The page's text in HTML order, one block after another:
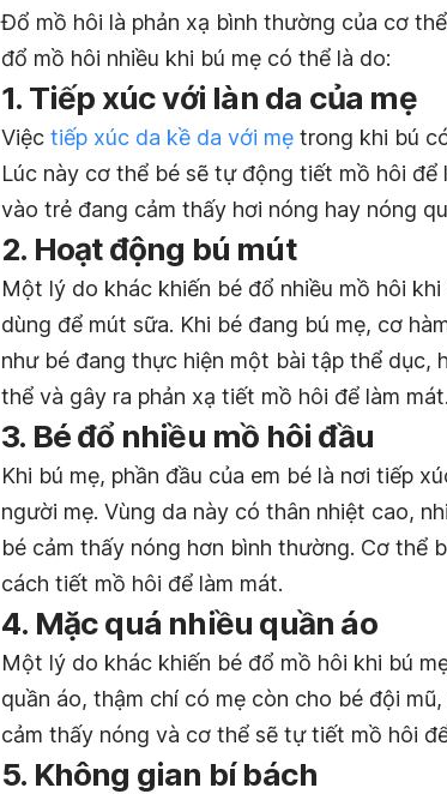
Đổ mồ hôi là phản xạ bình thường của cơ
đổ mồ hôi nhiều khi bú mẹ có thể là do:
1. Tiếp xúc với làn da của mẹ
Việc tiếp xúc da kề da với mẹ trong khi bú
Lúc này cơ thể bé sẽ tự động tiết mồ hôi
vào trẻ đang cảm thấy hơi nóng hay nóng
2. Hoạt động bú mút
Một lý do khác khiến bé đổ nhiều mồ hôi
dùng để mút sữa. Khi bé đang bú mẹ, cơ
như bé đang thực hiện một bài tập thể dục,
thể và gây ra phản xạ tiết mồ hôi để làm mát.
3. Bé đổ nhiều mồ hôi đầu
Khi bú mẹ, phần đầu của em bé là nơi tiếp
người mẹ. Vùng da này có thân nhiệt cao,
bé cảm thấy nóng hơn bình thường. Cơ thể
cách tiết mồ hôi để làm mát.
4. Mặc quá nhiều quần áo
Một lý do khác khiến bé đổ mồ hôi khi bú
quần áo, thậm chí có mẹ còn cho bé đội
cảm thấy nóng và cơ thể sẽ tự tiết mồ hôi
5. Không gian bí bách